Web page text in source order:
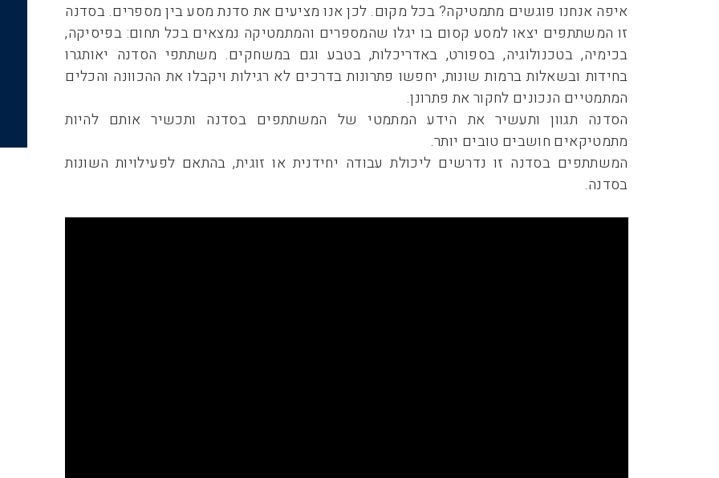
איפה אנחנו פוגשים מתמטיקה? בכל מקום. לכן אנו מציעים את סדנת מסע בין מספרים. בסדנה
זו המשתתפים יצאו למסע קסום בו יגלו שהמספרים והמתמטיקה נמצאים בכל תחום: בפיסיקה,
בכימיה, בטכנולוגיה, בספורט, באדריכלות, בטבע וגם במשחקים. משתתפי הסדנה יאותגרו
בחידות ובשאלות ברמות שונות, יחפשו פתרונות בדרכים לא רגילות ויקבלו את ההכוונה והכלים
המתמטיים הנכונים לחקור את פתרונן.
הסדנה תגוון ותעשיר את הידע המתמטי של המשתתפים בסדנה ותכשיר אותם להיות
מתמטיקאים חושבים טובים יותר.
המשתתפים בסדנה זו נדרשים ליכולת עבודה יחידנית או זוגית, בהתאם לפעילויות השונות
בסדנה.